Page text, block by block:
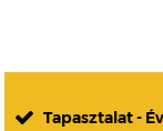
Tapasztalat -